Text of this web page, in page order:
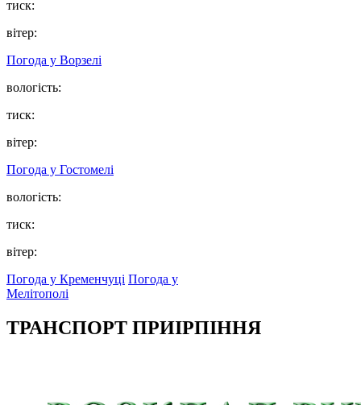
тиск:
вітер:
Погода у Ворзелі
вологість:
тиск:
вітер:
Погода у Гостомелі
вологість:
тиск:
вітер:
Погода у Кременчуці Погода у
Мелітополі
ТРАНСПОРТ ПРИІРПІННЯ